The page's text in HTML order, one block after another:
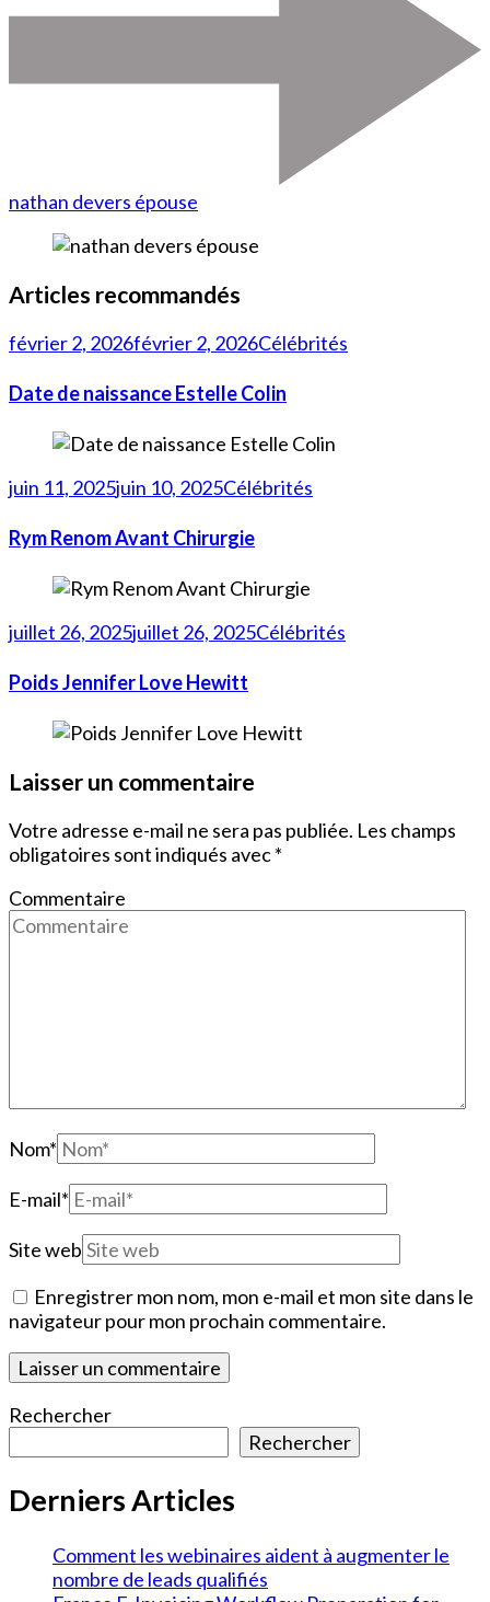
nathan devers épouse
Articles recommandés
février 2, 2026février 2, 2026Célébrités
Date de naissance Estelle Colin
juin 11, 2025juin 10, 2025Célébrités
Rym Renom Avant Chirurgie
juillet 26, 2025juillet 26, 2025Célébrités
Poids Jennifer Love Hewitt
Laisser un commentaire
Votre adresse e-mail ne sera pas publiée. Les champs
obligatoires sont indiqués avec*
Commentaire
Nom*
E-mail*
Site web
Enregistrer mon nom, mon e-mail et mon site dans le
navigateur pour mon prochain commentaire.
Rechercher
Rechercher
Derniers Articles
Comment les webinaires aident à augmenter le
nombre de leads qualifiés